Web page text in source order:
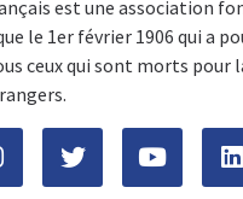
est une association
le 1er février 1906 qui a
ceux qui sont morts pour